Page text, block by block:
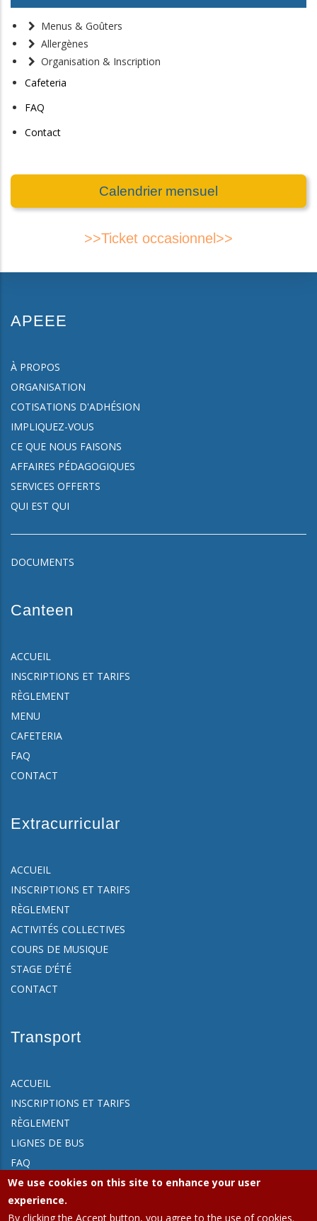
Menus & Goûters
Allergènes
Organisation & Inscription
Cafeteria
FAQ
Contact
Calendrier mensuel
>>Ticket occasionnel>>
APEEE
À PROPOS
ORGANISATION
COTISATIONS D'ADHÉSION
IMPLIQUEZ-VOUS
CE QUE NOUS FAISONS
AFFAIRES PÉDAGOGIQUES
SERVICES OFFERTS
QUI EST QUI
DOCUMENTS
Canteen
ACCUEIL
INSCRIPTIONS ET TARIFS
RÈGLEMENT
MENU
CAFETERIA
FAQ
CONTACT
Extracurricular
ACCUEIL
INSCRIPTIONS ET TARIFS
RÈGLEMENT
ACTIVITÉS COLLECTIVES
COURS DE MUSIQUE
STAGE D’ÉTÉ
CONTACT
Transport
ACCUEIL
INSCRIPTIONS ET TARIFS
RÈGLEMENT
LIGNES DE BUS
FAQ
CONTACT
We use cookies on this site to enhance your user
experience.
By clicking the Accept button, you agree to the use of cookies.